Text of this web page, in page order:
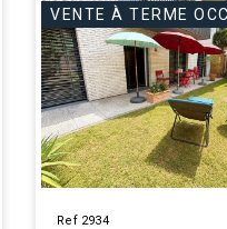
VENTE À TERME
Ref 2934